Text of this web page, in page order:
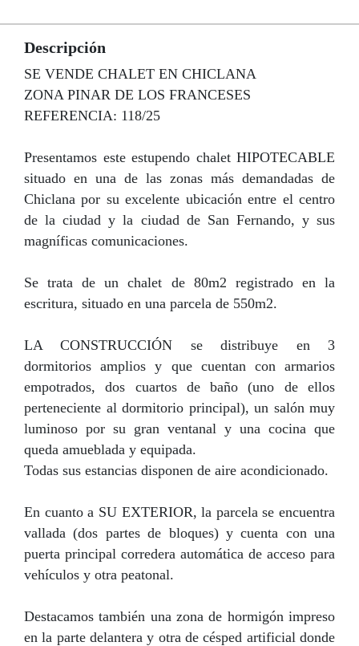
Descripción
SE VENDE CHALET EN CHICLANA
ZONA PINAR DE LOS FRANCESES
REFERENCIA: 118/25
Presentamos este estupendo chalet HIPOTECABLE
situado en una de las zonas más demandadas de
Chiclana por su excelente ubicación entre el centro
de la ciudad y la ciudad de San Fernando, y sus
magníficas comunicaciones.
Se trata de un chalet de 80m2 registrado en la
escritura, situado en una parcela de 550m2.
LA CONSTRUCCIÓN se distribuye en 3
dormitorios amplios y que cuentan con armarios
empotrados, dos cuartos de baño (uno de ellos
perteneciente al dormitorio principal), un salón muy
luminoso por su gran ventanal y una cocina que
queda amueblada y equipada.
Todas sus estancias disponen de aire acondicionado.
En cuanto a SU EXTERIOR, la parcela se encuentra
vallada (dos partes de bloques) y cuenta con una
puerta principal corredera automática de acceso para
vehículos y otra peatonal.
Destacamos también una zona de hormigón impreso
en la parte delantera y otra de césped artificial donde